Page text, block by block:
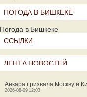
ПОГОДА В БИШКЕКЕ
Погода в Бишкеке
ССЫЛКИ
ЛЕНТА НОВОСТЕЙ
Анкара призвала Москву и
2026-08-09 12:03